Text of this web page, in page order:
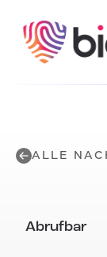
ALLE
Abrufbar